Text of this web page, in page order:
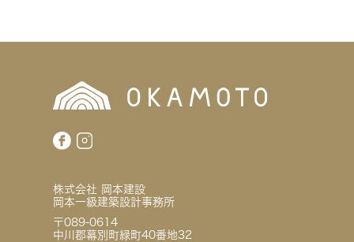
株式会社 岡本建設
岡本一級建築設計事務所
〒089-0614
中川郡幕別町緑町40番地32